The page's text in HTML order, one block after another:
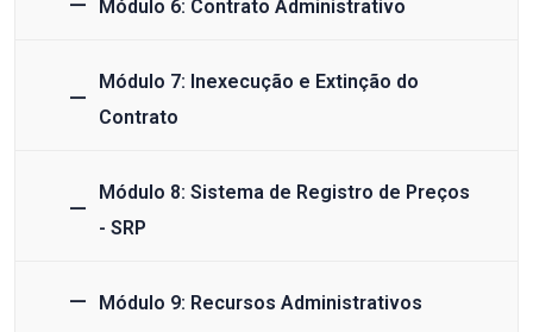
Módulo 6: Contrato Administrativo
Módulo 7: Inexecução e Extinção do
Contrato
Módulo 8: Sistema de Registro de Preços
- SRP
Módulo 9: Recursos Administrativos